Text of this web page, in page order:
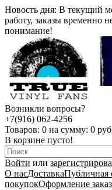
Новость дня: В текущий
работу, заказы временно
понимание!
Возникли вопросы?
+7(916) 062-4256
Товаров: 0 на сумму: 0
В корзине пусто!
Войти или
О насДоставкаПубличная
покупокОформление